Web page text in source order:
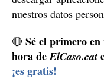
nuestros datos
🔴 Sé el primero
hora deElCaso.cat
¡es gratis!